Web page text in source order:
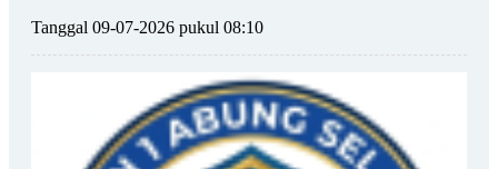
Tanggal 09-07-2026 pukul 08:10